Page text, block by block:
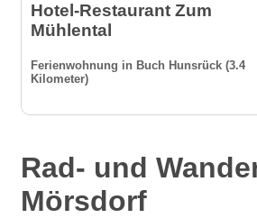
Hotel-Restaurant Zum
Mühlental
Ferienwohnung in Buch Hunsrück (3.4
Kilometer)
Rad- und
Mörsdorf